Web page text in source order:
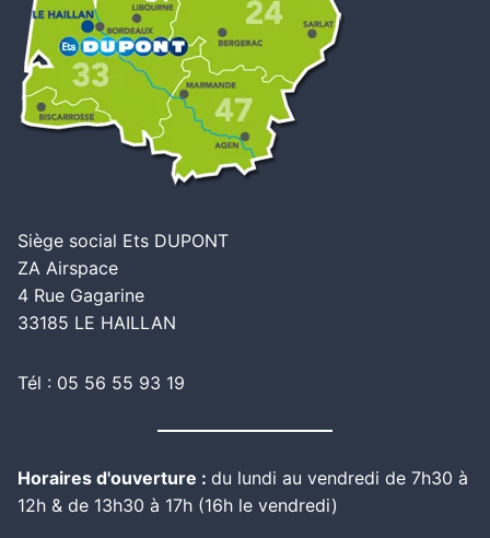
Siège social Ets DUPONT
ZA Airspace
4 Rue Gagarine
33185 LE HAILLAN
Tél : 05 56 55 93 19
Horaires d'ouverture : du lundi au vendredi de 7h30 à
12h & de 13h30 à 17h (16h le vendredi)